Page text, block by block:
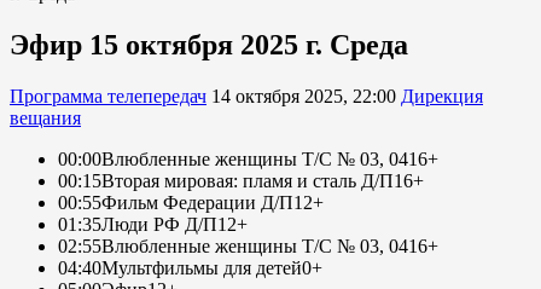
Эфир 15 октября 2025 г. Среда
Программа телепередач 14 октября 2025, 22:00 Дирекция
вещания
00:00Влюбленные женщины Т/С № 03, 0416+
00:15Вторая мировая: пламя и сталь Д/П16+
00:55Фильм Федерации Д/П12+
01:35Люди РФ Д/П12+
02:55Влюбленные женщины Т/С № 03, 0416+
04:40Мультфильмы для детей0+